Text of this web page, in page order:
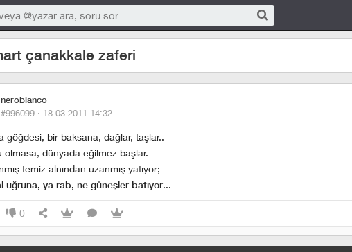
çanakkale zaferi
nerobianco
#996099 · 18.03.2011 14:32
göğdesi, bir baksana, dağlar, taşlar..
olmasa, dünyada eğilmez başlar.
temiz alnından uzanmış yatıyor;
uğruna, ya rab, ne güneşler batıyor...
0